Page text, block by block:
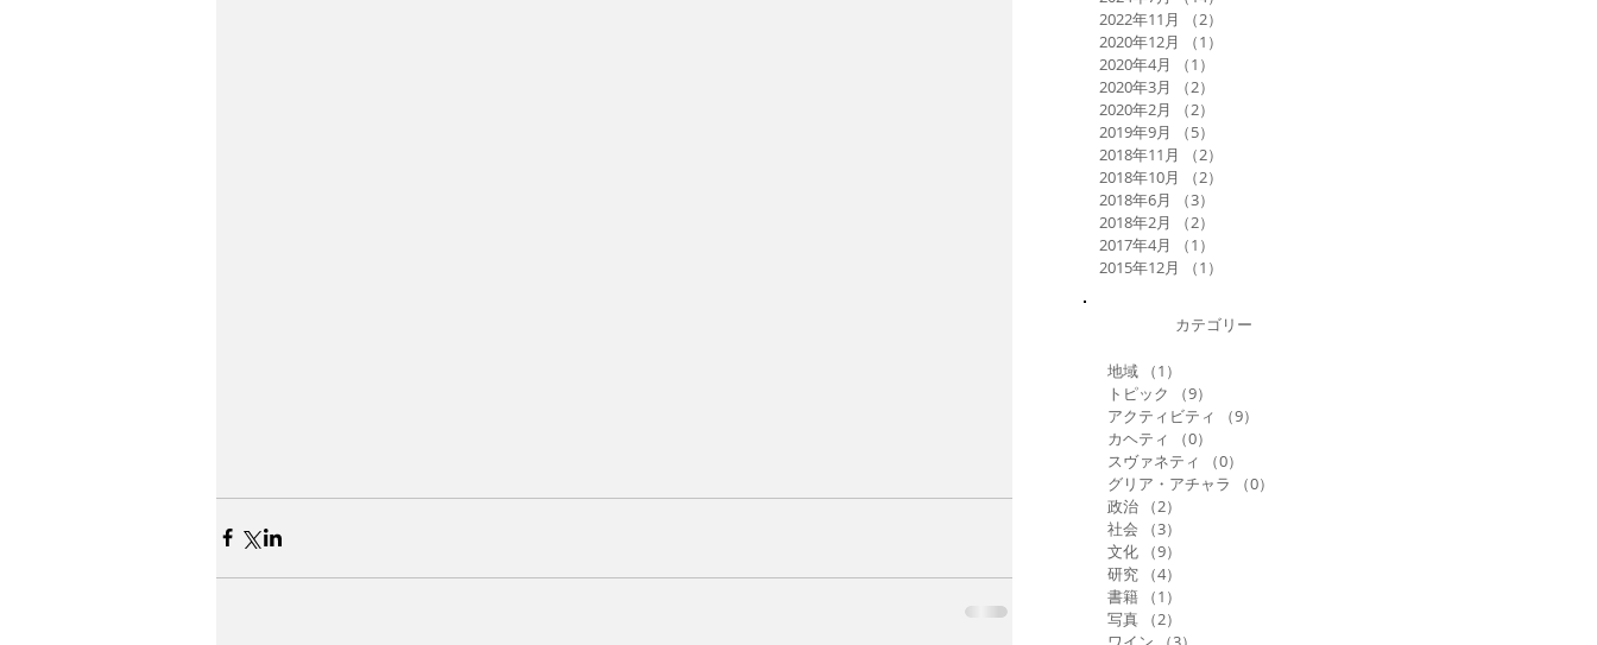
2022年11月
（2）
2020年12月
（1）
2020年4月
（1）
2020年3月
（2）
2020年2月
（2）
2019年9月
（5）
2018年11月
（2）
2018年10月
（2）
2018年6月
（3）
2018年2月
（2）
2017年4月
（1）
2015年12月
（1）
カテゴリー
地域 （1）
トピック
（9）
アクティビティ
（9）
カヘティ
（0）
スヴァネティ
（0）
グリア・アチャラ
（0）
政治
（2）
社会
（3）
文化
（9）
研究
（4）
書籍
（1）
写真
（2）